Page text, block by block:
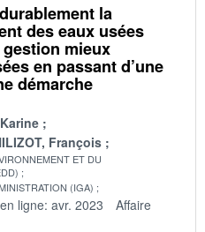
la
des eaux usées
mieux
en passant d’une
démarche
François
ET DU
(IGA)
ligne: avr. 2023
Affaire